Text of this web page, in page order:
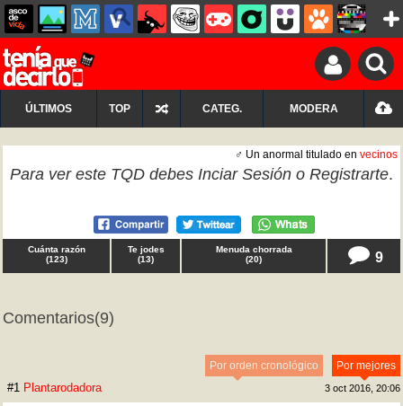
ÚLTIMOS TOP CATEG. MODERA
♂ Un anormal titulado en vecinos
Para ver este TQD debes Inciar Sesión o Registrarte.
Cuánta razón
(123)
Te jodes
(13)
Menuda chorrada
(20) 9
Comentarios(9)
Por mejores
Por orden cronológico
#1 Plantarodadora 3 oct 2016, 20:06